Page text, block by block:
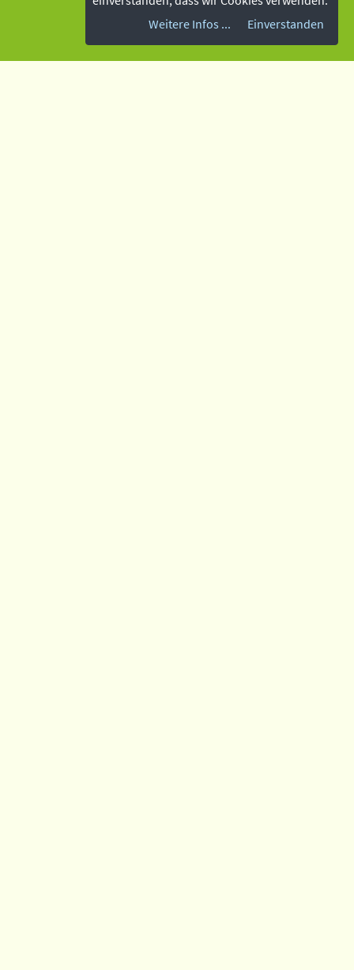
Weitere Infos ...
Einverstanden